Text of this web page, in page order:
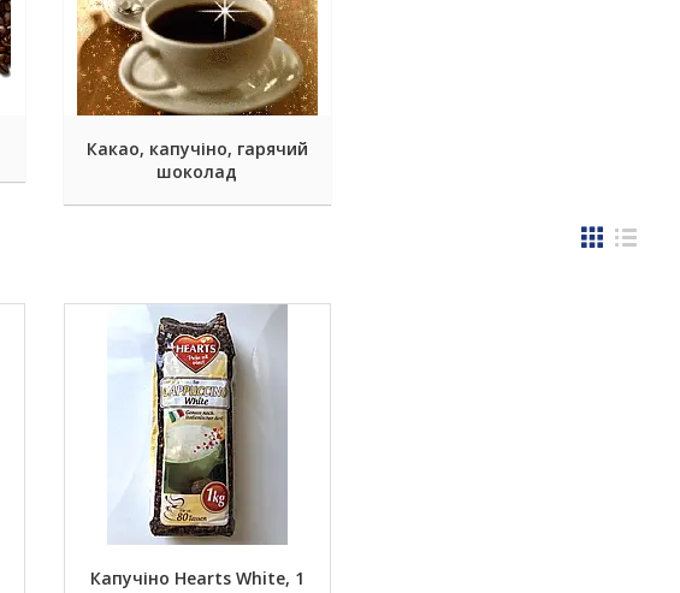
Какао, капучіно, гарячий
шоколад
Капучіно Hearts White, 1